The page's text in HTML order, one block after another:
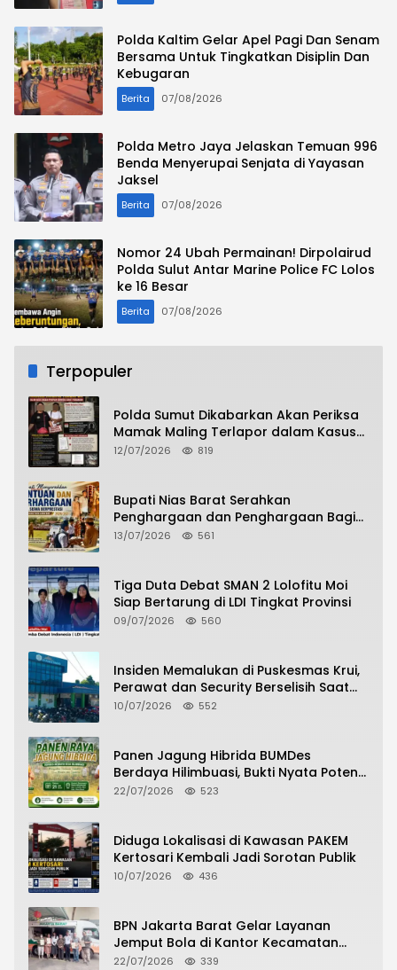
Polda Kaltim Gelar Apel Pagi Dan Senam
Bersama Untuk Tingkatkan Disiplin Dan
Kebugaran
Berita 07/08/2026
Polda Metro Jaya Jelaskan Temuan 996
Benda Menyerupai Senjata di Yayasan
Jaksel
Berita 07/08/2026
Nomor 24 Ubah Permainan! Dirpolairud
Polda Sulut Antar Marine Police FC Lolos
ke 16 Besar
Berita 07/08/2026
Terpopuler
Polda Sumut Dikabarkan Akan Periksa
Mamak Maling Terlapor dalam Kasus
Dugaan Penipuan Bermodus Surat
12/07/2026 819
Bupati Nias Barat Serahkan
Penghargaan dan Penghargaan Bagi
Siswa Berprestasi Pada Pembukaan TA
13/07/2026 561
Tiga Duta Debat SMAN 2 Lolofitu Moi
Siap Bertarung di LDI Tingkat Provinsi
09/07/2026 560
Insiden Memalukan di Puskesmas Krui,
Perawat dan Security Berselisih Saat
Pelayanan Pasien Berlangsung
10/07/2026 552
Panen Jagung Hibrida BUMDes
Berdaya Hilimbuasi, Bukti Nyata Potensi
Pertanian Desa
22/07/2026 523
Diduga Lokalisasi di Kawasan PAKEM
Kertosari Kembali Jadi Sorotan Publik
10/07/2026 436
BPN Jakarta Barat Gelar Layanan
Jemput Bola di Kantor Kecamatan
Grogol Petamburan, Warga Antusias
22/07/2026 339